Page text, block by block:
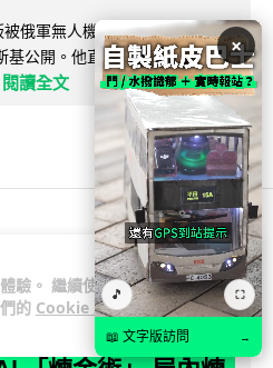
驗。 繼續使用
的 Cookie 政
俄軍無人機追擊近 40 秒後被炸
基公開。他直斥俄軍對平民進行
閱讀全文
×
🎵 ⛶
📖 文字版訪問 →